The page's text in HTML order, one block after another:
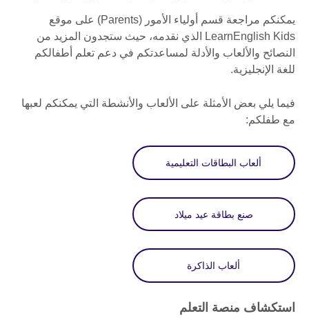
يمكنكم مراجعة قسم أولياء الأمور (Parents) على موقع
LearnEnglish Kids الذي نقدمه، حيث ستجدون المزيد من
النصائح والألعاب والأدلة لمساعدتكم في دعم تعلم أطفالكم
للغة الإنجليزية.
فيما يلي بعض الأمثلة على الألعاب والأنشطة التي يمكنكم لعبها
مع طفلكم:
ألعاب البطاقات التعليمية
صنع بطاقة عيد ميلاد
ألعاب الذاكرة
استكشاف منصة التعلم